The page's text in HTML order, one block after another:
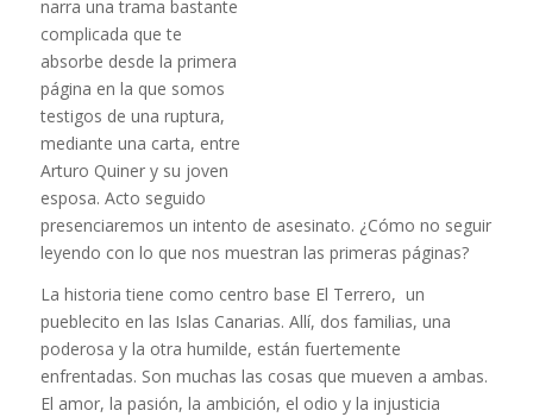
narra una trama bastante
complicada que te
absorbe desde la primera
página en la que somos
testigos de una ruptura,
mediante una carta, entre
Arturo Quiner y su joven
esposa. Acto seguido
presenciaremos un intento de asesinato. ¿Cómo no seguir
leyendo con lo que nos muestran las primeras páginas?
La historia tiene como centro base El Terrero, un
pueblecito en las Islas Canarias. Allí, dos familias, una
poderosa y la otra humilde, están fuertemente
enfrentadas. Son muchas las cosas que mueven a ambas.
El amor, la pasión, la ambición, el odio y la injusticia